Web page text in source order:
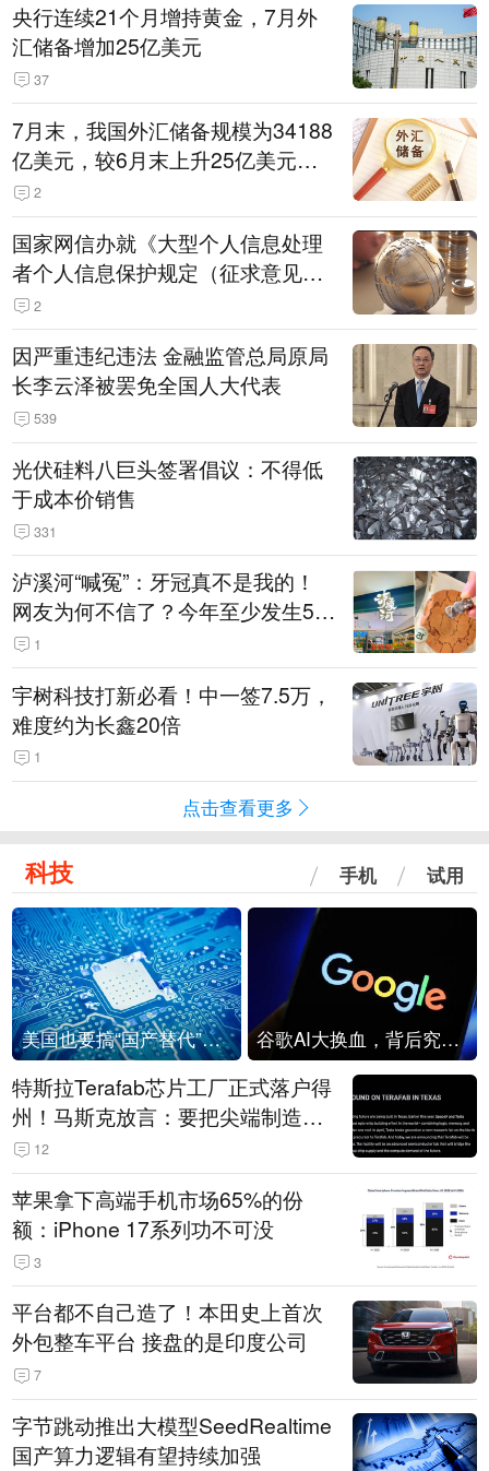
央行连续21个月增持黄金，7月外
汇储备增加25亿美元
37
7月末，我国外汇储备规模为34188
亿美元，较6月末上升25亿美元，
升幅为0.07%
2
国家网信办就《大型个人信息处理
者个人信息保护规定（征求意见
稿）》公开征求意见
2
因严重违纪违法 金融监管总局原局
长李云泽被罢免全国人大代表
539
光伏硅料八巨头签署倡议：不得低
于成本价销售
331
泸溪河“喊冤”：牙冠真不是我的！
网友为何不信了？今年至少发生5
起“食品冤案”
1
宇树科技打新必看！中一签7.5万，
难度约为长鑫20倍
1
点击查看更多
科技 手机 试用
美国也要搞“国产替代”？先算清三笔账 谷歌AI大换血，背后究竟发生了什么？
特斯拉Terafab芯片工厂正式落户得
州！马斯克放言：要把尖端制造带
回美国
12
苹果拿下高端手机市场65%的份
额：iPhone 17系列功不可没
3
平台都不自己造了！本田史上首次
外包整车平台 接盘的是印度公司
7
字节跳动推出大模型SeedRealtime
国产算力逻辑有望持续加强